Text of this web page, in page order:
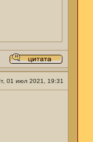
01 июл 2021, 19:31